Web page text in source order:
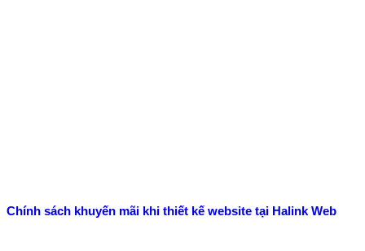
Chính sách khuyến mãi khi thiết kế website tại Halink Web